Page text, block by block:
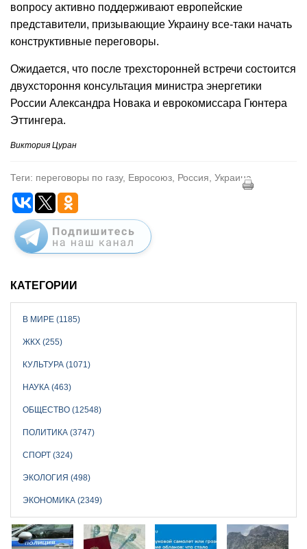
вопросу активно поддерживают европейские
представители, призывающие Украину все-таки начать
конструктивные переговоры.
Ожидается, что после трехсторонней встречи состоится
двухстороння консультация министра энергетики
России Александра Новака и еврокомиссара Гюнтера
Эттингера.
Виктория Цуран
Теги: переговоры по газу, Евросоюз, Россия, Украина
КАТЕГОРИИ
В МИРЕ (1185)
ЖКХ (255)
КУЛЬТУРА (1071)
НАУКА (463)
ОБЩЕСТВО (12548)
ПОЛИТИКА (3747)
СПОРТ (324)
ЭКОЛОГИЯ (498)
ЭКОНОМИКА (2349)